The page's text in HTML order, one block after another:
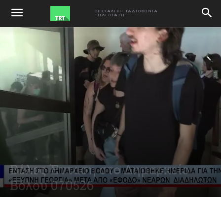
ΘΕΣΣΑΛΙΚΗ ΡΑΔΙΟΦΩΝΙΑ
ΤΗΛΕΟΡΑΣΗ
ΑΡΧΙΚΗ
Βόλος Ένταση στο Δημαρχείο
Βόλου 070526